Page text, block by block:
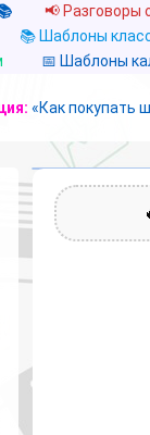
📢 Разговоры
📚 Шаблоны
📅 Шаблоны
«Как покупать